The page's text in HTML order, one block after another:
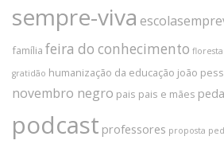
sempre-viva
família feira do conhecimento floresta
gratidão humanização da educação joão
novembro negro pais pais e mães
podcast professores proposta